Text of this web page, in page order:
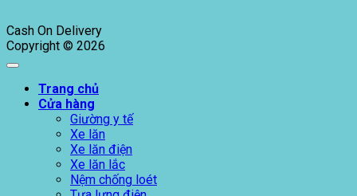
Cash On Delivery
Copyright © 2026
Trang chủ
Cửa hàng
Giường y tế
Xe lăn
Xe lăn điện
Xe lăn lắc
Nệm chống loét